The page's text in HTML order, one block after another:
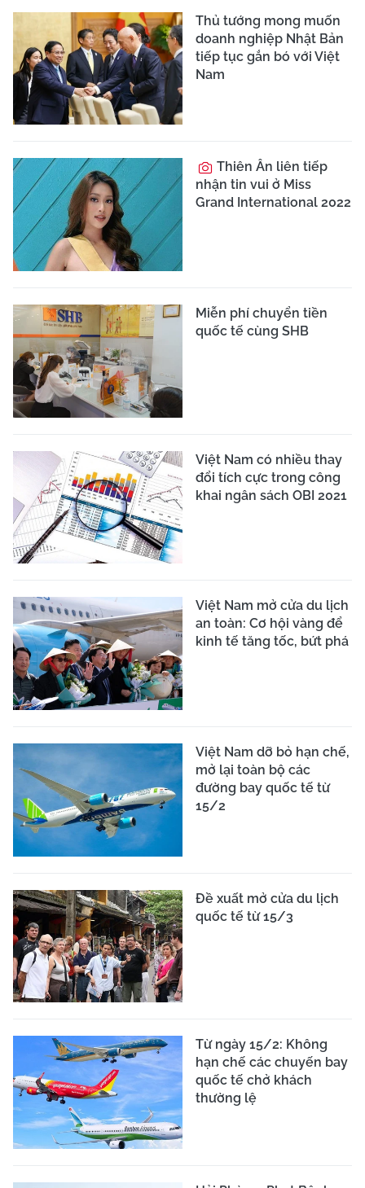
Thủ tướng mong muốn
doanh nghiệp Nhật Bản
tiếp tục gắn bó với Việt
Nam
Thiên Ân liên tiếp
nhận tin vui ở Miss
Grand International 2022
Miễn phí chuyển tiền
quốc tế cùng SHB
Việt Nam có nhiều thay
đổi tích cực trong công
khai ngân sách OBI 2021
Việt Nam mở cửa du lịch
an toàn: Cơ hội vàng để
kinh tế tăng tốc, bứt phá
Việt Nam dỡ bỏ hạn chế,
mở lại toàn bộ các
đường bay quốc tế từ
15/2
Đề xuất mở cửa du lịch
quốc tế từ 15/3
Từ ngày 15/2: Không
hạn chế các chuyến bay
quốc tế chở khách
thường lệ